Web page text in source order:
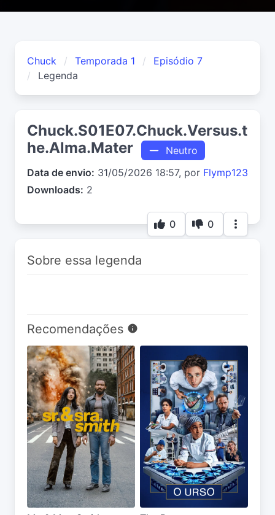
Chuck Temporada 1
Episódio 7
Legenda
Chuck.S01E07.Chuck.Versus.t
he.Alma.Mater
Neutro
Data de envio: 31/05/2026 18:57, por Flymp123
Downloads: 2
0 0
Sobre essa legenda
Recomendações